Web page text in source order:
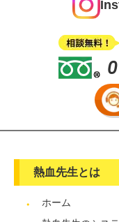
熱血先生とは
ホーム